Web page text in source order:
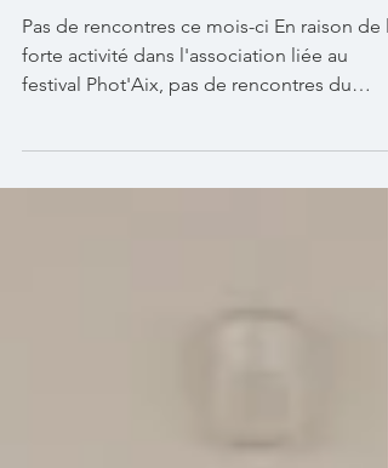
Pas de rencontres ce mois-ci En raison de la
forte activité dans l'association liée au
festival Phot'Aix, pas de rencontres du